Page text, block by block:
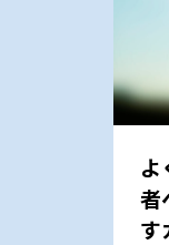
者
す